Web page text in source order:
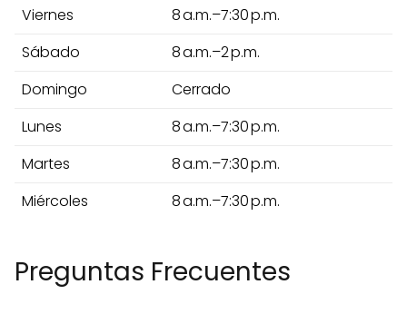
Viernes
8 a.m.–7:30 p.m.
Sábado
8 a.m.–2 p.m.
Domingo
Cerrado
Lunes
8 a.m.–7:30 p.m.
Martes
8 a.m.–7:30 p.m.
Miércoles
8 a.m.–7:30 p.m.
Preguntas Frecuentes